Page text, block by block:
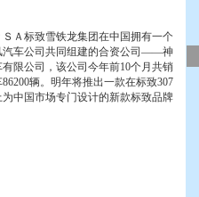
标致雪铁龙集团在中国拥有一个
汽车公司共同组建的合资公司——神
有限公司，该公司今年前10个月共销
辆。明年将推出一款在标致307
为中国市场专门设计的新款标致品牌